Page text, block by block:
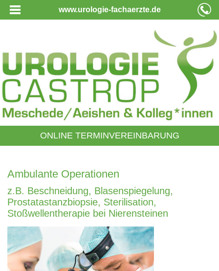
www.urologie-fachaerzte.de
ONLINE TERMINVEREINBARUNG
Ambulante Operationen
z.B. Beschneidung, Blasenspiegelung,
Prostatastanzbiopsie, Sterilisation,
Stoßwellentherapie bei Nierensteinen